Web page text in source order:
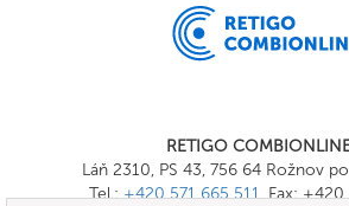
RETIGO
Láň 2310, PS 43, 756 64 Rožnov
Tel.:+420 571 665 511, Fax: